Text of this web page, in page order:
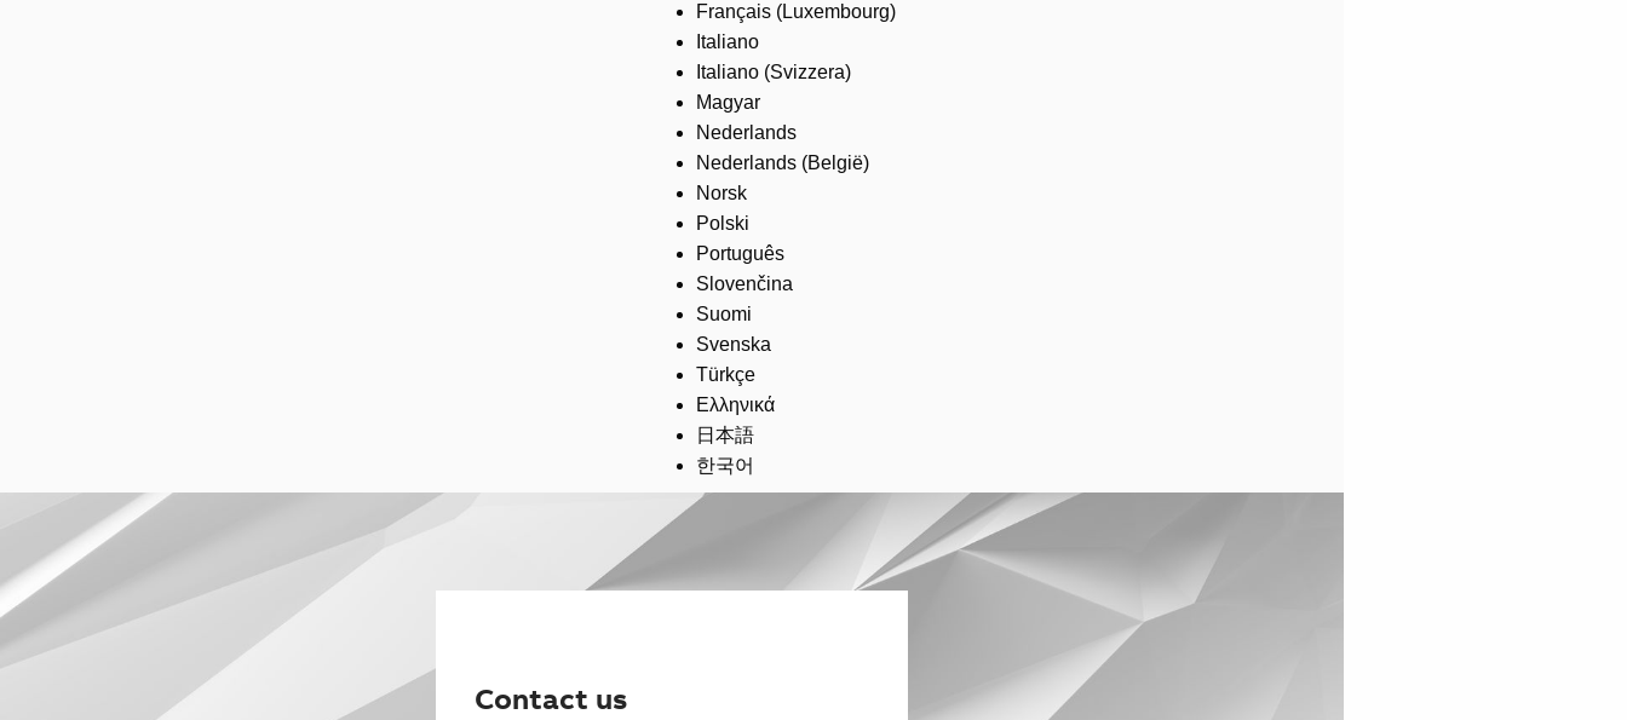
Français (Luxembourg)
Italiano
Italiano (Svizzera)
Magyar
Nederlands
Nederlands (België)
Norsk
Polski
Português
Slovenčina
Suomi
Svenska
Türkçe
Ελληνικά
日本語
한국어
Contact us